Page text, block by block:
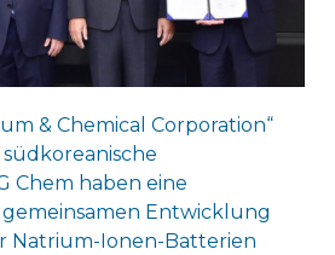
& Chemical Corporation“
Chem haben eine
Entwicklung
Natrium-Ionen-Batterien